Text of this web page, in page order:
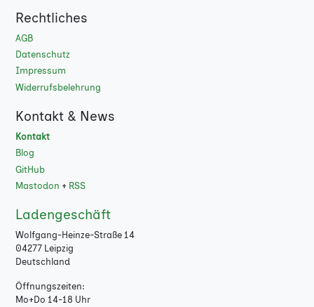
Rechtliches
AGB
Datenschutz
Impressum
Widerrufsbelehrung
Kontakt & News
Kontakt
Blog
GitHub
Mastodon + RSS
Ladengeschäft
Wolfgang-Heinze-Straße 14
04277 Leipzig
Deutschland
Öffnungszeiten:
Mo+Do 14-18 Uhr